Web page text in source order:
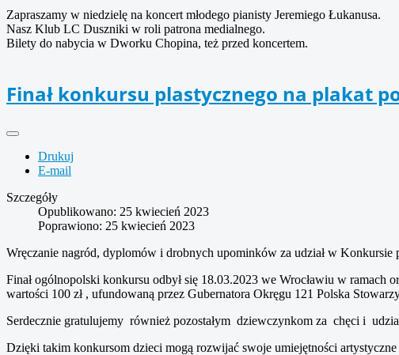
Zapraszamy w niedzielę na koncert młodego pianisty Jeremiego Łukanusa.
Nasz Klub LC Duszniki w roli patrona medialnego.
Bilety do nabycia w Dworku Chopina, też przed koncertem.
Finał konkursu plastycznego na plakat
Drukuj
E-mail
Szczegóły
Opublikowano: 25 kwiecień 2023
Poprawiono: 25 kwiecień 2023
Wręczanie nagród, dyplomów i drobnych upominków za udział w
Finał ogólnopolski konkursu odbył się 18.03.2023 we Wrocławiu w
wartości 100 zł , ufundowaną przez Gubernatora Okręgu 121 Polska
Serdecznie gratulujemy również pozostałym dziewczynkom za chęci i
Dzięki takim konkursom dzieci mogą rozwijać swoje umiejętności